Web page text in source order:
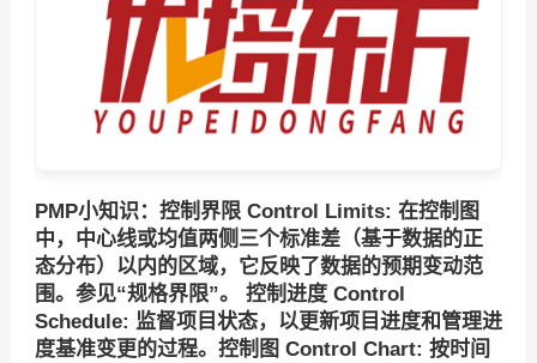
PMP小知识：控制界限 Control Limits: 在控制图
中，中心线或均值两侧三个标准差（基于数据的正
态分布）以内的区域，它反映了数据的预期变动范
围。参见“规格界限”。 控制进度 Control
Schedule: 监督项目状态，以更新项目进度和管理进
度基准变更的过程。控制图 Control Chart: 按时间